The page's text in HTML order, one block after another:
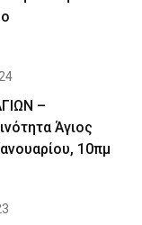
–
Άγιος
10πμ